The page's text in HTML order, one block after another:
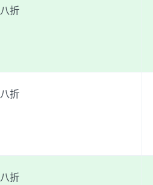
八折
八折
八折